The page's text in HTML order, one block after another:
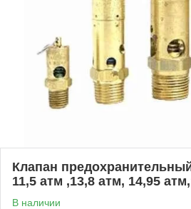
Клапан
11,5 атм ,13,8 атм, 14,95
В наличии